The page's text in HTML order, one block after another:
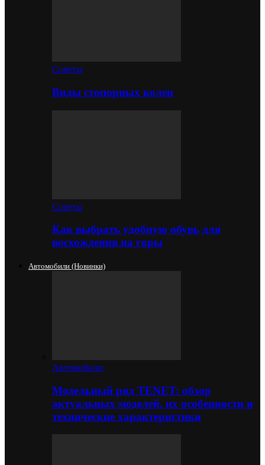
Советы
Виды стопорных колец
Советы
Как выбрать удобную обувь для
восхождения на горы
Автомобили (новинки)
Автомобили
Модельный ряд TENET: обзор
актуальных моделей, их особенности и
технические характеристики